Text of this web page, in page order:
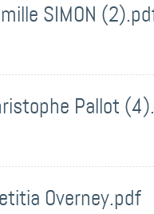
SIMON
Pallot
Overney.pdf